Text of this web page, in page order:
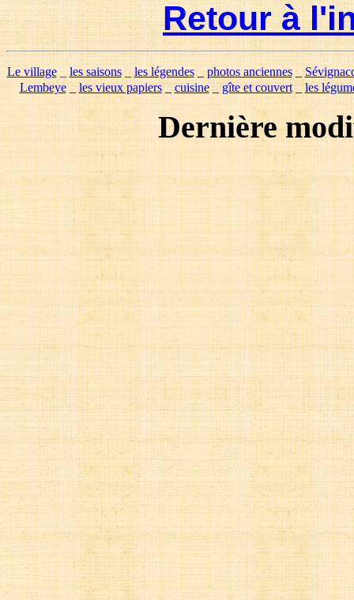
Retour à
Le village_ les saisons_ les légendes_ photos anciennes_
Lembeye_ les vieux papiers_ cuisine_gîte et couvert_les
Dernière